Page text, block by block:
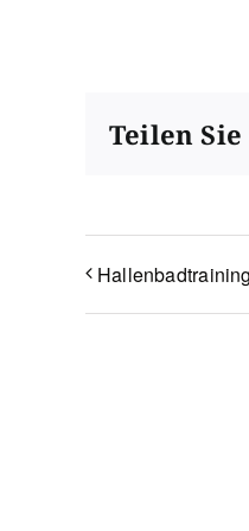
Teilen
Hallenbadtraining